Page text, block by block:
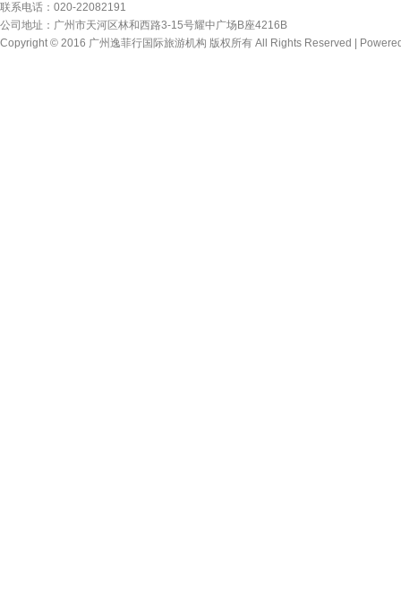
联系电话：020-22082191
公司地址：广州市天河区林和西路3-15号耀中广场B座4216B
Copyright © 2016 广州逸菲行国际旅游机构 版权所有 All Rights Reserved |